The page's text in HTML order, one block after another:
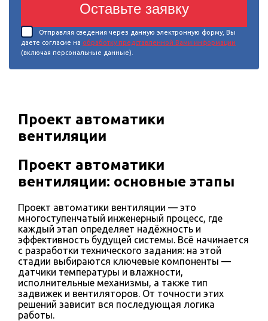
Оставьте заявку
Отправляя сведения через данную электронную форму, Вы
даете согласие на обработку представленной Вами информации
(включая персональные данные).
Проект автоматики
вентиляции
Проект автоматики
вентиляции: основные этапы
Проект автоматики вентиляции — это
многоступенчатый инженерный процесс, где
каждый этап определяет надёжность и
эффективность будущей системы. Всё начинается
с разработки технического задания: на этой
стадии выбираются ключевые компоненты —
датчики температуры и влажности,
исполнительные механизмы, а также тип
задвижек и вентиляторов. От точности этих
решений зависит вся последующая логика
работы.